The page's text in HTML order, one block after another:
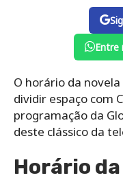
Entre
O horário da
dividir espaço com
programação da
deste clássico da
Horário